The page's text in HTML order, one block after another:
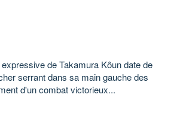
de Takamura Kôun date de
serrant dans sa main gauche des
d'un combat victorieux...